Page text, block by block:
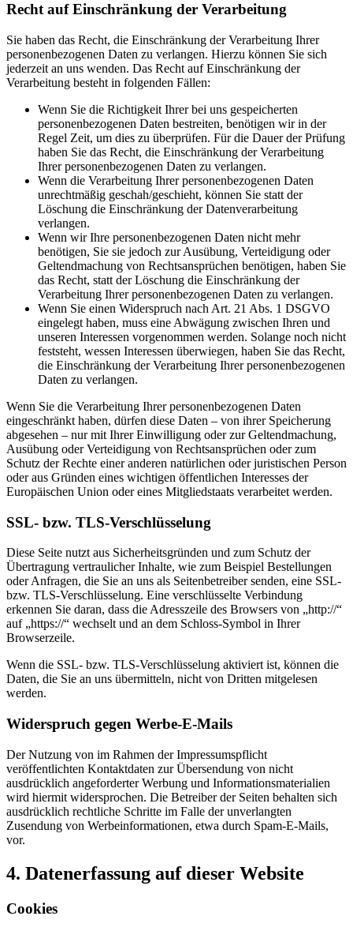
Recht auf Einschränkung der Verarbeitung
Sie haben das Recht, die Einschränkung der Verarbeitung Ihrer
personenbezogenen Daten zu verlangen. Hierzu können Sie sich
jederzeit an uns wenden. Das Recht auf Einschränkung der
Verarbeitung besteht in folgenden Fällen:
Wenn Sie die Richtigkeit Ihrer bei uns gespeicherten
personenbezogenen Daten bestreiten, benötigen wir in der
Regel Zeit, um dies zu überprüfen. Für die Dauer der Prüfung
haben Sie das Recht, die Einschränkung der Verarbeitung
Ihrer personenbezogenen Daten zu verlangen.
Wenn die Verarbeitung Ihrer personenbezogenen Daten
unrechtmäßig geschah/geschieht, können Sie statt der
Löschung die Einschränkung der Datenverarbeitung
verlangen.
Wenn wir Ihre personenbezogenen Daten nicht mehr
benötigen, Sie sie jedoch zur Ausübung, Verteidigung oder
Geltendmachung von Rechtsansprüchen benötigen, haben Sie
das Recht, statt der Löschung die Einschränkung der
Verarbeitung Ihrer personenbezogenen Daten zu verlangen.
Wenn Sie einen Widerspruch nach Art. 21 Abs. 1 DSGVO
eingelegt haben, muss eine Abwägung zwischen Ihren und
unseren Interessen vorgenommen werden. Solange noch nicht
feststeht, wessen Interessen überwiegen, haben Sie das Recht,
die Einschränkung der Verarbeitung Ihrer personenbezogenen
Daten zu verlangen.
Wenn Sie die Verarbeitung Ihrer personenbezogenen Daten
eingeschränkt haben, dürfen diese Daten – von ihrer Speicherung
abgesehen – nur mit Ihrer Einwilligung oder zur Geltendmachung,
Ausübung oder Verteidigung von Rechtsansprüchen oder zum
Schutz der Rechte einer anderen natürlichen oder juristischen Person
oder aus Gründen eines wichtigen öffentlichen Interesses der
Europäischen Union oder eines Mitgliedstaats verarbeitet werden.
SSL- bzw. TLS-Verschlüsselung
Diese Seite nutzt aus Sicherheitsgründen und zum Schutz der
Übertragung vertraulicher Inhalte, wie zum Beispiel Bestellungen
oder Anfragen, die Sie an uns als Seitenbetreiber senden, eine SSL-
bzw. TLS-Verschlüsselung. Eine verschlüsselte Verbindung
erkennen Sie daran, dass die Adresszeile des Browsers von „http://“
auf „https://“ wechselt und an dem Schloss-Symbol in Ihrer
Browserzeile.
Wenn die SSL- bzw. TLS-Verschlüsselung aktiviert ist, können die
Daten, die Sie an uns übermitteln, nicht von Dritten mitgelesen
werden.
Widerspruch gegen Werbe-E-Mails
Der Nutzung von im Rahmen der Impressumspflicht
veröffentlichten Kontaktdaten zur Übersendung von nicht
ausdrücklich angeforderter Werbung und Informationsmaterialien
wird hiermit widersprochen. Die Betreiber der Seiten behalten sich
ausdrücklich rechtliche Schritte im Falle der unverlangten
Zusendung von Werbeinformationen, etwa durch Spam-E-Mails,
vor.
4. Datenerfassung auf dieser Website
Cookies